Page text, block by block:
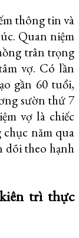
thông tin và
Quan niệm
trân trọng
vợ. Có lần
gần 60 tuổi,
sườn thứ 7
vợ là chiếc
năm qua
dõi theo hạnh
trì thực